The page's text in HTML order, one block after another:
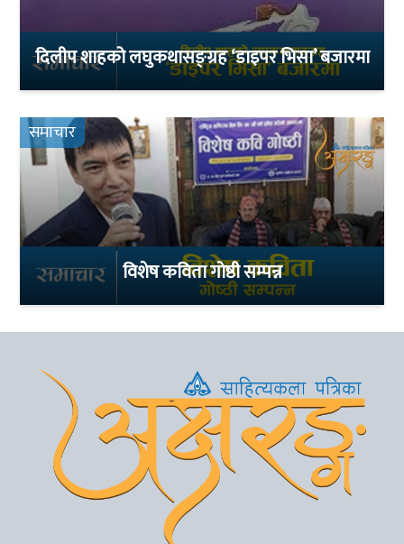
दिलीप शाहको लघुकथासङ्ग्रह ‘डाइपर भिसा’ बजारमा
समाचार
विशेष कविता गोष्ठी सम्पन्न